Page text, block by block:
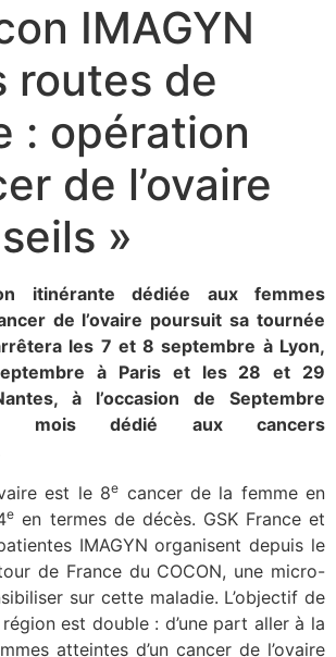
IMAGYN
routes de
: opération
de l’ovaire
»
itinérantedédiée aux femmes
de l’ovaire poursuit sa tournée
les 7 et 8 septembre à Lyon,
à Paris et les 28 et 29
à l’occasion de Septembre
mois dédié aux cancers
est le 8e cancer de la femme en
e en termes de décès. GSK France et
IMAGYN organisent depuis le
de France du COCON, une micro-
sur cette maladie. L’objectif de
est double : d’une part aller à la
atteintes d’un cancer de l’ovaire